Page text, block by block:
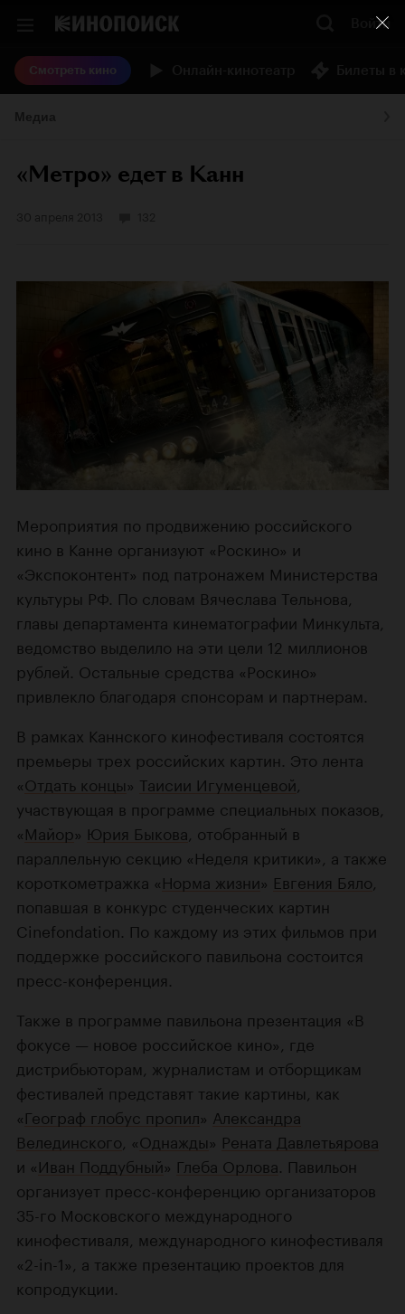
Войти
Смотреть кино
«Метро» едет в Канн
Мероприятия по продвижению российского
кино в Канне организуют «Роскино» и
«Экспоконтент» под патронажем Министерства
культуры РФ. По словам Вячеслава Тельнова,
главы департамента кинематографии Минкульта,
ведомство выделило на эти цели 12 миллионов
рублей. Остальные средства «Роскино»
привлекло благодаря спонсорам и партнерам.
В рамках Каннского кинофестиваля состоятся
премьеры трех российских картин. Это лента
«Отдать концы» Таисии Игуменцевой
участвующая в программе специальных показов,
«Майор» Юрия Быкова , отобранный в
параллельную секцию «Неделя критики», а также
короткометражка «Норма жизни» Евгения Бяло
попавшая в конкурс студенческих картин
Cinefondation. По каждому из этих фильмов при
поддержке российского павильона состоится
пресс-конференция.
Также в программе павильона презентация «В
фокусе — новое российское кино», где
дистрибьюторам, журналистам и отборщикам
фестивалей представят такие картины, как
«Географ глобус пропил» Александра
Велединского , «Однажды» Рената Давлетьярова
и «Иван Поддубный» Глеба Орлова . Павильон
организует пресс-конференцию организаторов
35-го Московского международного
кинофестиваля, международного кинофестиваля
«2-in-1», а также презентацию проектов для
копродукции.